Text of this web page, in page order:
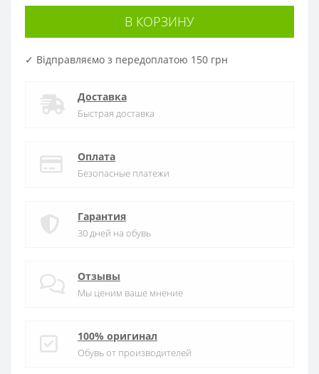
В КОРЗИНУ
✓ Відправляємо з передоплатою 150 грн
Доставка
Быстрая доставка
Оплата
Безопасные платежи
Гарантия
30 дней на обувь
Отзывы
Мы ценим ваше мнение
100% оригинал
Обувь от производителей